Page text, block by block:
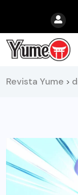
Revista Yume >